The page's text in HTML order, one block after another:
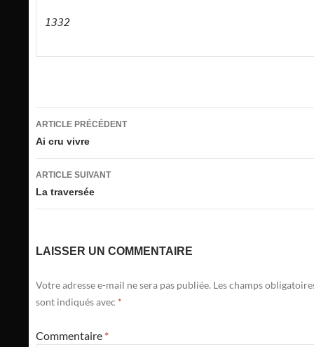
1332
Navigation
des
articles
ARTICLE PRÉCÉDENT
Ai cru vivre
ARTICLE SUIVANT
La traversée
LAISSER UN COMMENTAIRE
Votre adresse e-mail ne sera pas publiée. Les champs
sont indiqués avec *
Commentaire *